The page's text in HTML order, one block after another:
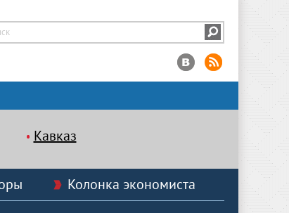
Кавказ
Колонка экономиста